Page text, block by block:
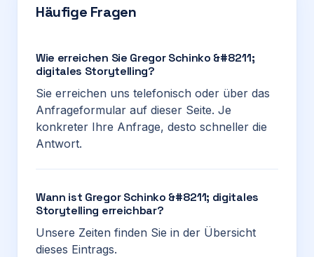
Häufige Fragen
Wie erreichen Sie Gregor Schinko &#8211;
digitales Storytelling?
Sie erreichen uns telefonisch oder über das
Anfrageformular auf dieser Seite. Je
konkreter Ihre Anfrage, desto schneller die
Antwort.
Wann ist Gregor Schinko &#8211; digitales
Storytelling erreichbar?
Unsere Zeiten finden Sie in der Übersicht
dieses Eintrags.